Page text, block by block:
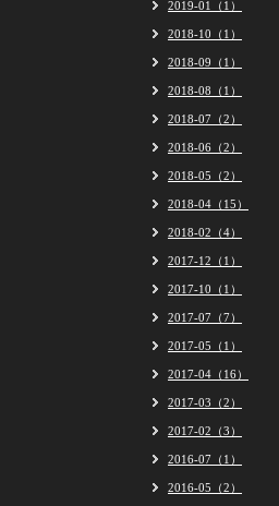
2019-01（1）
2018-10（1）
2018-09（1）
2018-08（1）
2018-07（2）
2018-06（2）
2018-05（2）
2018-04（15）
2018-02（4）
2017-12（1）
2017-10（1）
2017-07（7）
2017-05（1）
2017-04（16）
2017-03（2）
2017-02（3）
2016-07（1）
2016-05（2）